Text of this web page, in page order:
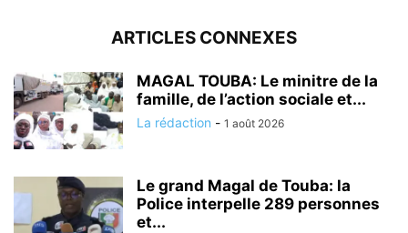
ARTICLES CONNEXES
MAGAL TOUBA: Le minitre de la
famille, de l’action sociale et...
La rédaction - 1 août 2026
Le grand Magal de Touba: la
Police interpelle 289 personnes
et...